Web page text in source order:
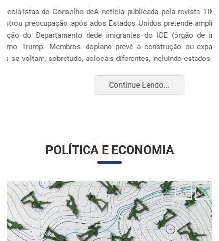
A notícia publicada pela revista TIME mostra que o governo
dos Estados Unidos pretende ampliar o sistema de detenção
de imigrantes do ICE (órgão de imigração e alfândega). O
plano prevê a construção ou expansão de unidades em 14
locais diferentes, incluindo estados como Texas, F...